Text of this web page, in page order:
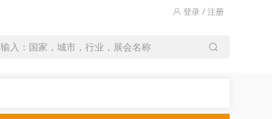
登录 / 注册
输入：国家，城市，行业，展会名称